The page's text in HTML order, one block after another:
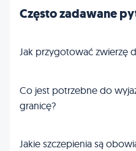
Często zadawane
Jak przygotować zwierzę
Co jest potrzebne do
granicę?
Jakie szczepienia są